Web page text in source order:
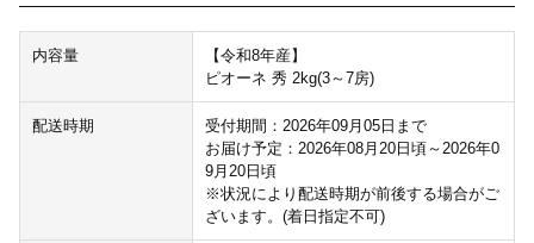
内容量
【令和8年産】
ピオーネ 秀 2kg(3～7房)
配送時期
受付期間：2026年09月05日まで
お届け予定：2026年08月20日頃～2026年0
9月20日頃
※状況により配送時期が前後する場合がご
ざいます。(着日指定不可)